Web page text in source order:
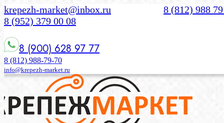
krepezh-market@inbox.ru
8 (812) 988
8 (952) 379 00 08
8 (900) 628 97 77
8 (812) 988-79-70
info@krepezh-market.ru